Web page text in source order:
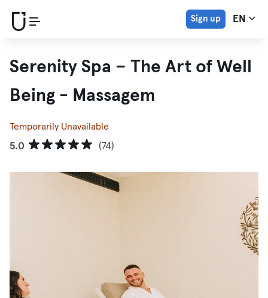
Sign up EN
Serenity Spa – The Art of Well
Being - Massagem
Temporarily Unavailable
5.0 (74)